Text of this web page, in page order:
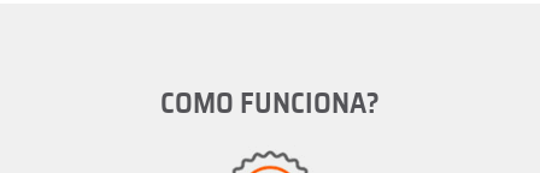
COMO FUNCIONA?